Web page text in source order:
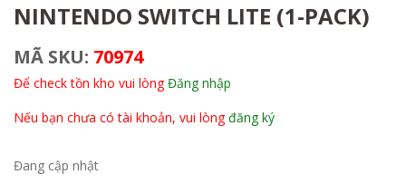
NINTENDO SWITCH LITE (1-PACK)
MÃ SKU: 70974
Để check tồn kho vui lòngĐăng nhập
Nếu bạn chưa có tài khoản, vui lòngđăng ký
Đang cập nhật